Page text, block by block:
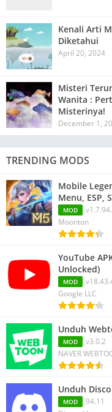
Kenali Arti
Diketahui
April 20, 2024
Misteri
Wanita :
Misterinya!
December 1,
TRENDING MODS
Mobile
Menu, ESP,
MOD
Moonton
YouTube
Unlocked)
MOD
Google LLC
Unduh
MOD
v3.0.2
NAVER
Unduh
MOD
94.11